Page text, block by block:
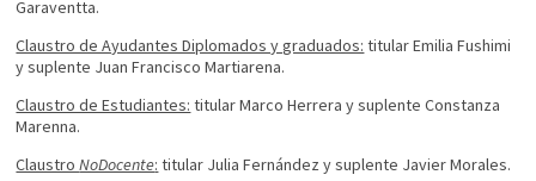
Garaventta.
Claustro de Ayudantes Diplomados y graduados: titular Emilia Fushimi
y suplente Juan Francisco Martiarena.
Claustro de Estudiantes: titular Marco Herrera y suplente Constanza
Marenna.
ClaustroNoDocente: titular Julia Fernández y suplente Javier Morales.